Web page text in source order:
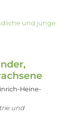
und junge
Heine-
und